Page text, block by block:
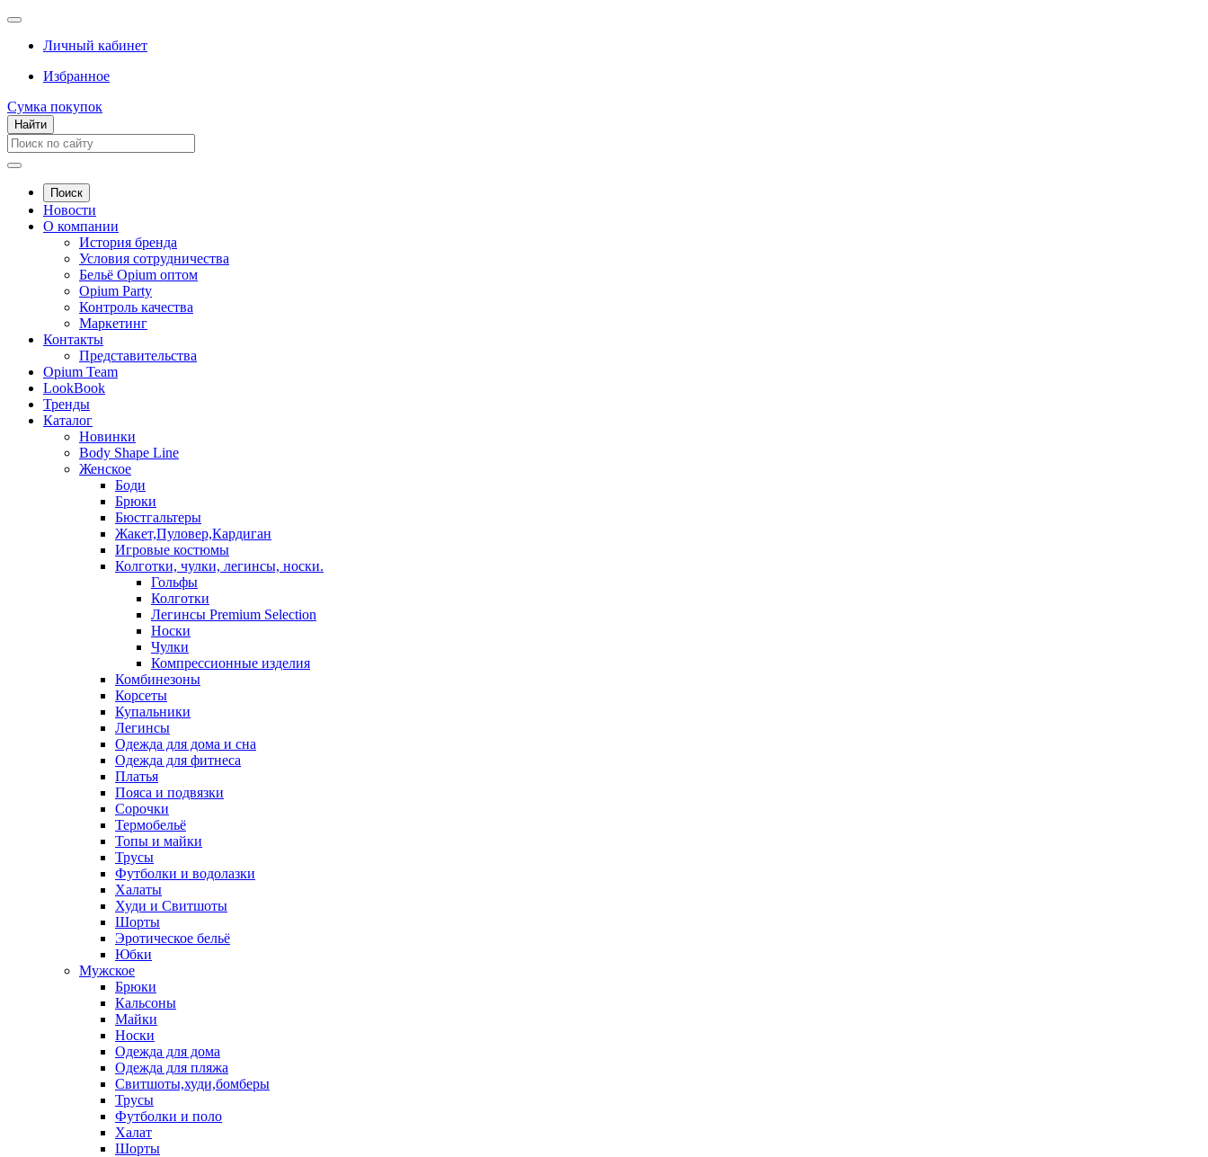
Личный кабинет
Избранное
Сумка покупок
Найти
Поиск
Новости
О компании
История бренда
Условия сотрудничества
Бельё Opium оптом
Opium Party
Контроль качества
Маркетинг
Контакты
Представительства
Opium Team
LookBook
Тренды
Каталог
Новинки
Body Shape Line
Женское
Боди
Брюки
Бюстгальтеры
Жакет,Пуловер,Кардиган
Игровые костюмы
Колготки, чулки, легинсы, носки.
Гольфы
Колготки
Легинсы Premium Selection
Носки
Чулки
Компрессионные изделия
Комбинезоны
Корсеты
Купальники
Легинсы
Одежда для дома и сна
Одежда для фитнеса
Платья
Пояса и подвязки
Сорочки
Термобельё
Топы и майки
Трусы
Футболки и водолазки
Халаты
Худи и Свитшоты
Шорты
Эротическое бельё
Юбки
Мужское
Брюки
Кальсоны
Майки
Носки
Одежда для дома
Одежда для пляжа
Свитшоты,худи,бомберы
Трусы
Футболки и поло
Халат
Шорты